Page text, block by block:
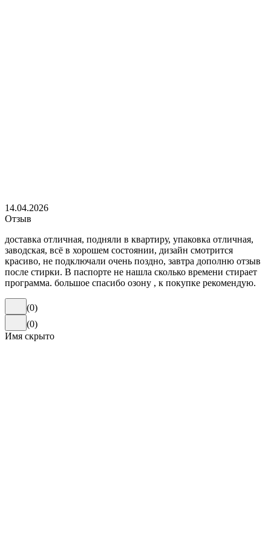
14.04.2026
Отзыв
доставка отличная, подняли в квартиру, упаковка отличная,
заводская, всё в хорошем состоянии, дизайн смотрится
красиво, не подключали очень поздно, завтра дополню отзыв
после стирки. В паспорте не нашла сколько времени стирает
программа. большое спасибо озону , к покупке рекомендую.
(0)
(0)
Имя скрыто